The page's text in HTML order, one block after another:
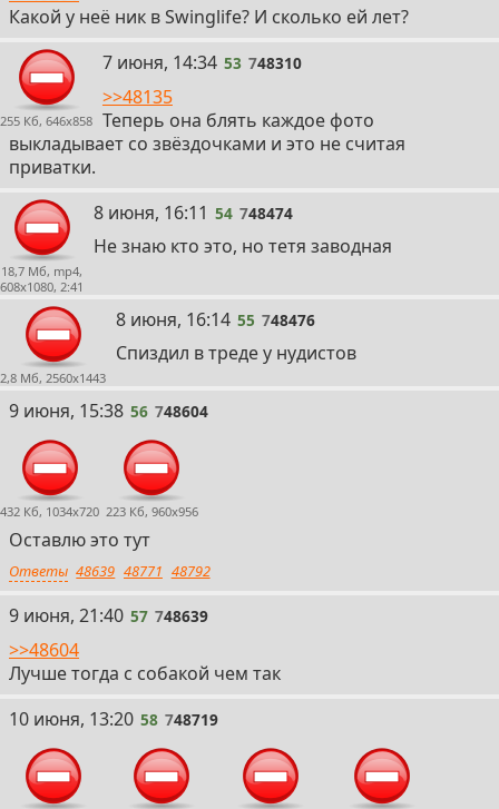
Какой у неё ник в Swinglife? И сколько ей лет?
255 Кб, 646x858
53
7 июня, 14:34 53 748310
>>48135
Теперь она блять каждое фото
выкладывает со звёздочками и это не считая
приватки.
18,7 Мб, mp4,
608x1080, 2:41
54
8 июня, 16:11 54 748474
Не знаю кто это, но тетя заводная
2,8 Мб, 2560x1443
55
8 июня, 16:14 55 748476
Спиздил в треде у нудистов
56
9 июня, 15:38 56 748604
432 Кб, 1034x720 223 Кб, 960x956
Оставлю это тут
Ответы 48639 48771 48792
57
9 июня, 21:40 57 748639
>>48604
Лучше тогда с собакой чем так
58
10 июня, 13:20 58 748719